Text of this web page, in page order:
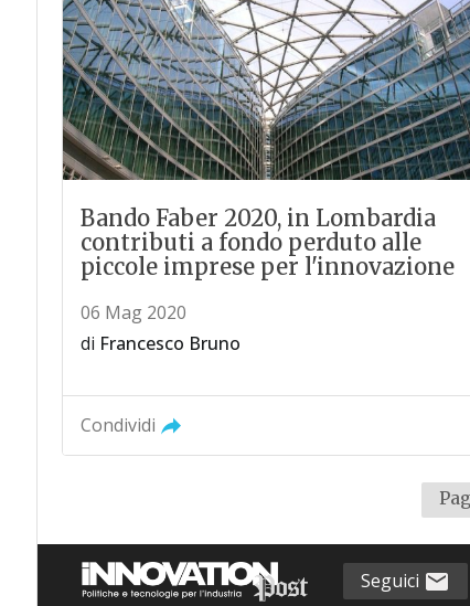
Bando Faber 2020, in Lombardia
contributi a fondo perduto alle
piccole imprese per l'innovazione
06 Mag 2020
di Francesco Bruno
Condividi
Seguici